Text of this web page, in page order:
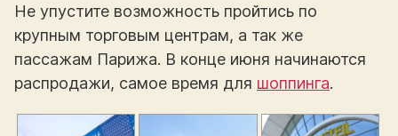
Не упустите возможность пройтись по
крупным торговым центрам, а так же
пассажам Парижа. В конце июня начинаются
распродажи, самое время для шоппинга.